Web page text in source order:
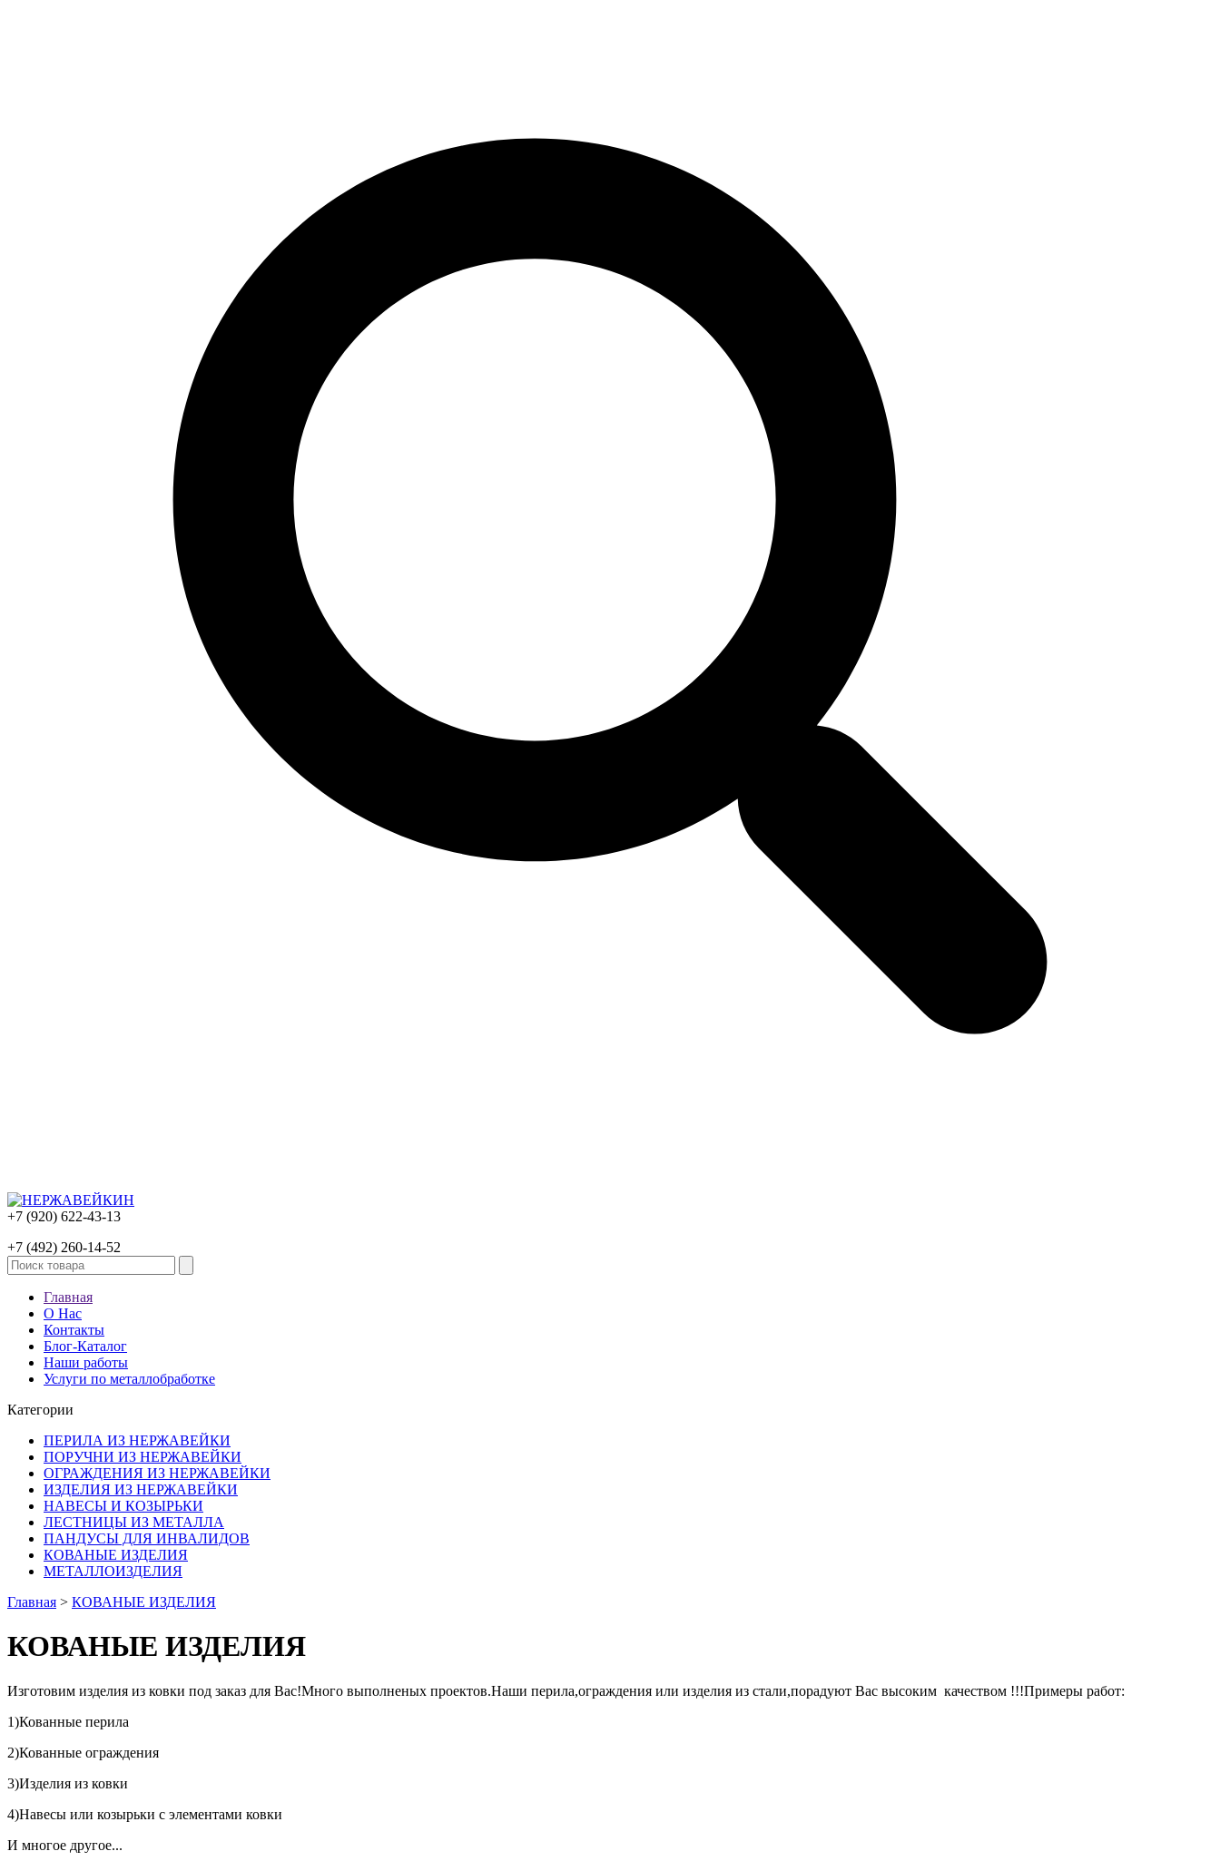
+7 (920) 622-43-13
+7 (492) 260-14-52
Главная
О Нас
Контакты
Блог-Каталог
Наши работы
Услуги по металлобработке
Категории
ПЕРИЛА ИЗ НЕРЖАВЕЙКИ
ПОРУЧНИ ИЗ НЕРЖАВЕЙКИ
ОГРАЖДЕНИЯ ИЗ НЕРЖАВЕЙКИ
ИЗДЕЛИЯ ИЗ НЕРЖАВЕЙКИ
НАВЕСЫ И КОЗЫРЬКИ
ЛЕСТНИЦЫ ИЗ МЕТАЛЛА
ПАНДУСЫ ДЛЯ ИНВАЛИДОВ
КОВАНЫЕ ИЗДЕЛИЯ
МЕТАЛЛОИЗДЕЛИЯ
Главная > КОВАНЫЕ ИЗДЕЛИЯ
КОВАНЫЕ ИЗДЕЛИЯ
Изготовим изделия из ковки под заказ для Вас!Много выполненых проектов.Наши перила,ограждения или изделия из стали,порадуют Вас высоким качеством !!!Примеры работ:
1)Кованные перила
2)Кованные ограждения
3)Изделия из ковки
4)Навесы или козырьки с элементами ковки
И многое другое...